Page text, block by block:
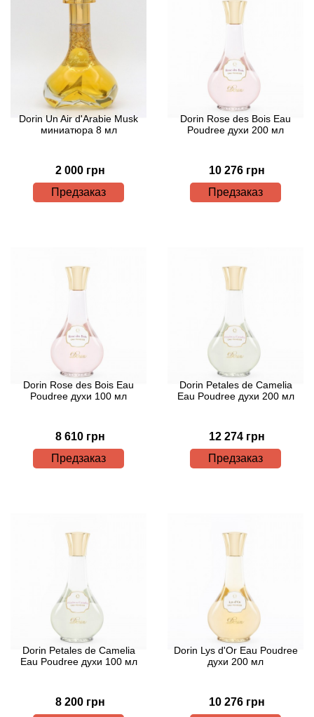
Dorin Un Air d'Arabie Musk
миниатюра 8 мл
2 000 грн
Предзаказ
Dorin Rose des Bois Eau
Poudree духи 200 мл
10 276 грн
Предзаказ
Dorin Rose des Bois Eau
Poudree духи 100 мл
8 610 грн
Предзаказ
Dorin Petales de Camelia
Eau Poudree духи 200 мл
12 274 грн
Предзаказ
Dorin Petales de Camelia
Eau Poudree духи 100 мл
8 200 грн
Dorin Lys d'Or Eau Poudree
духи 200 мл
10 276 грн
Antonio Visconti
Arabesque Perfumes
Arabiyat
Ariana Grande
Arrogance
Arte Profumi
ArteOlfatto
Asabi
Atelier Cologne
Atelier Flou
Atkinsons
Attar Collection
Au Pays de la Fleur d’Oranger